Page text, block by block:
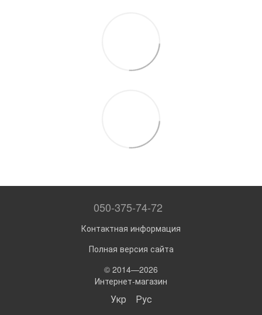
050-375-74-72
Контактная информация
Полная версия сайта
© 2014—2026
Интернет-магазин
Укр Рус